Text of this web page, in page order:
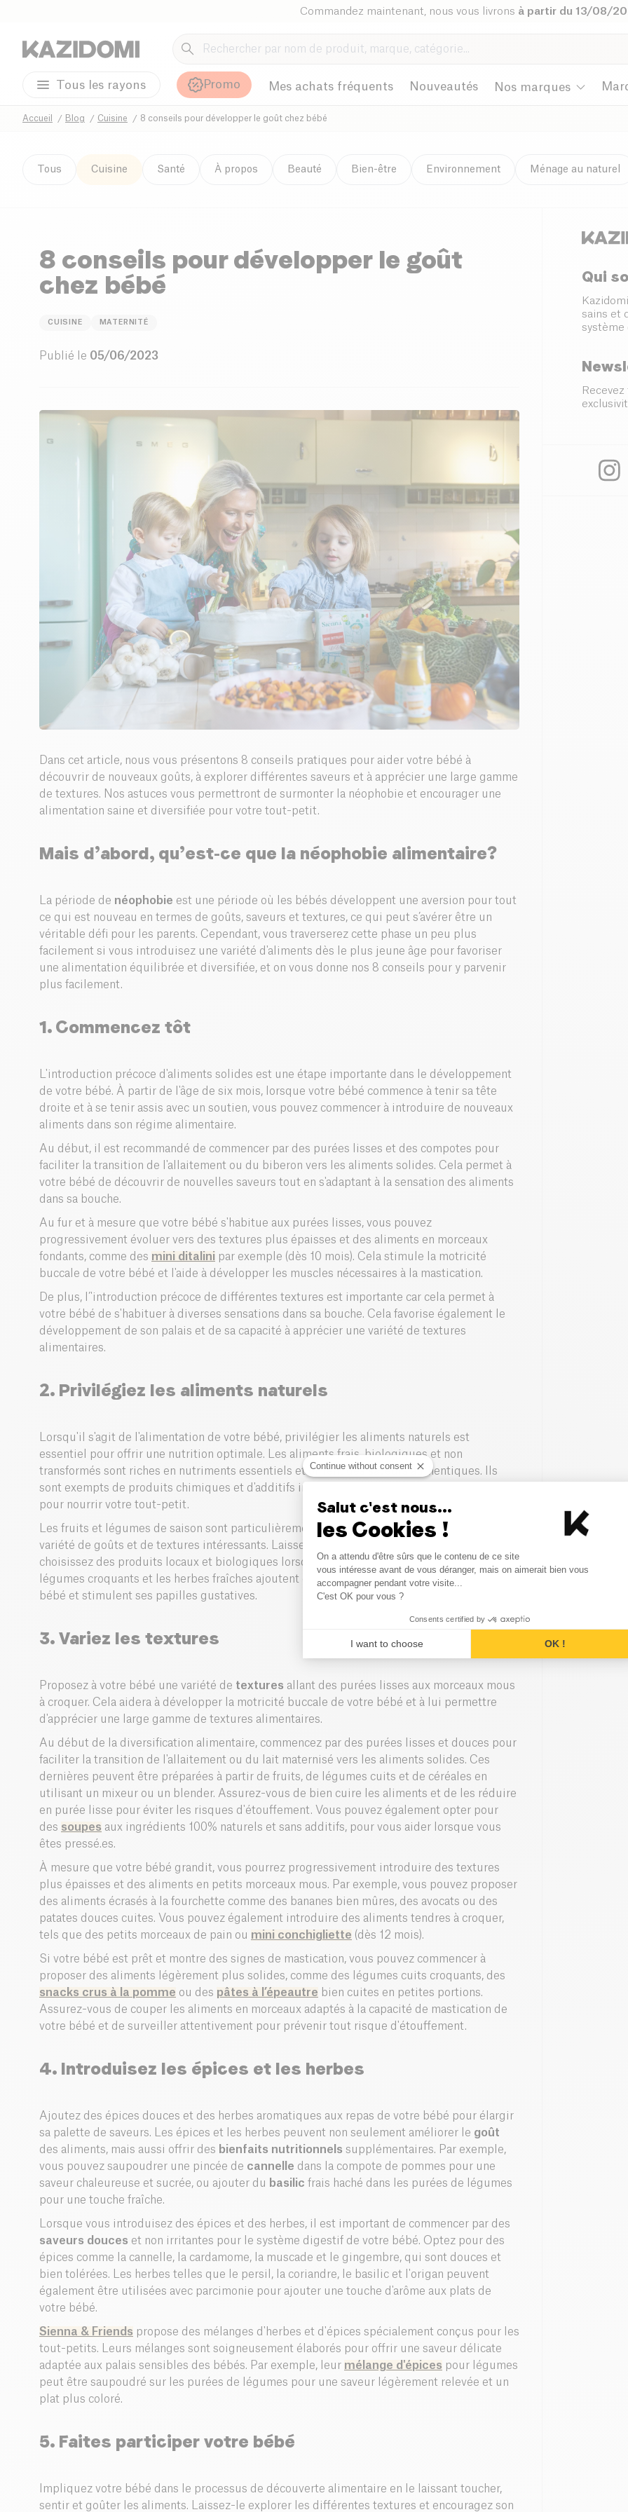
Commandez maintenant, nous vous livrons à partir du 13/08/
Tous les rayons Promo Mes achats fréquents Nouveautés Nos marques
Accueil Blog Cuisine 8 conseils pour développer le goût chez bébé
Tous Cuisine Santé À propos Beauté Bien-être Environnement Ménage au naturel
8 conseils pour développer le goût
chez bébé
CUISINE MATERNITÉ
Publié le 05/06/2023
Dans cet article, nous vous présentons 8 conseils pratiques pour aider votre bébé à
découvrir de nouveaux goûts, à explorer différentes saveurs et à apprécier une large gamme
de textures. Nos astuces vous permettront de surmonter la néophobie et encourager une
alimentation saine et diversifiée pour votre tout-petit.
Mais d’abord, qu’est-ce que la néophobie alimentaire?
La période de néophobie est une période où les bébés développent une aversion pour tout
ce qui est nouveau en termes de goûts, saveurs et textures, ce qui peut s’avérer être un
véritable défi pour les parents. Cependant, vous traverserez cette phase un peu plus
facilement si vous introduisez une variété d'aliments dès le plus jeune âge pour favoriser
une alimentation équilibrée et diversifiée, et on vous donne nos 8 conseils pour y parvenir
plus facilement.
1. Commencez tôt
L'introduction précoce d'aliments solides est une étape importante dans le développement
de votre bébé. À partir de l'âge de six mois, lorsque votre bébé commence à tenir sa tête
droite et à se tenir assis avec un soutien, vous pouvez commencer à introduire de nouveaux
aliments dans son régime alimentaire.
Au début, il est recommandé de commencer par des purées lisses et des compotes pour
faciliter la transition de l'allaitement ou du biberon vers les aliments solides. Cela permet à
votre bébé de découvrir de nouvelles saveurs tout en s'adaptant à la sensation des aliments
dans sa bouche.
Au fur et à mesure que votre bébé s'habitue aux purées lisses, vous pouvez
progressivement évoluer vers des textures plus épaisses et des aliments en morceaux
fondants, comme des mini ditalini par exemple (dès 10 mois). Cela stimule la motricité
buccale de votre bébé et l'aide à développer les muscles nécessaires à la mastication.
De plus, l’'introduction précoce de différentes textures est importante car cela permet à
votre bébé de s'habituer à diverses sensations dans sa bouche. Cela favorise également le
développement de son palais et de sa capacité à apprécier une variété de textures
alimentaires.
2. Privilégiez les aliments naturels
Lorsqu'il s'agit de l'alimentation de votre bébé, privilégier les aliments naturels est
essentiel pour offrir une nutrition optimale. Les aliments frais, biologiques et non
transformés sont riches en nutriments essentiels et offrent des saveurs authentiques. Ils
sont exempts de produits chimiques et d'additifs indésirables, ce qui en fait un choix idéal
pour nourrir votre tout-petit.
Les fruits et légumes de saison sont particulièrement recommandés car ils offrent une
variété de goûts et de textures intéressants. Laissez-vous guider par les saisons et
choisissez des produits locaux et biologiques lorsque c'est possible. Les fruits juteux, les
légumes croquants et les herbes fraîches ajoutent de la diversité à l'alimentation de votre
bébé et stimulent ses papilles gustatives.
3. Variez les textures
Proposez à votre bébé une variété de textures allant des purées lisses aux morceaux mous
à croquer. Cela aidera à développer la motricité buccale de votre bébé et à lui permettre
d'apprécier une large gamme de textures alimentaires.
Au début de la diversification alimentaire, commencez par des purées lisses et douces pour
faciliter la transition de l'allaitement ou du lait maternisé vers les aliments solides. Ces
dernières peuvent être préparées à partir de fruits, de légumes cuits et de céréales en
utilisant un mixeur ou un blender. Assurez-vous de bien cuire les aliments et de les réduire
en purée lisse pour éviter les risques d'étouffement. Vous pouvez également opter pour
des soupes aux ingrédients 100% naturels et sans additifs, pour vous aider lorsque vous
êtes pressé.es.
À mesure que votre bébé grandit, vous pourrez progressivement introduire des textures
plus épaisses et des aliments en petits morceaux mous. Par exemple, vous pouvez proposer
des aliments écrasés à la fourchette comme des bananes bien mûres, des avocats ou des
patates douces cuites. Vous pouvez également introduire des aliments tendres à croquer,
tels que des petits morceaux de pain ou mini conchigliette (dès 12 mois).
Si votre bébé est prêt et montre des signes de mastication, vous pouvez commencer à
proposer des aliments légèrement plus solides, comme des légumes cuits croquants, des
snacks crus à la pomme ou des pâtes à l’épeautre bien cuites en petites portions.
Assurez-vous de couper les aliments en morceaux adaptés à la capacité de mastication de
votre bébé et de surveiller attentivement pour prévenir tout risque d'étouffement.
4. Introduisez les épices et les herbes
Ajoutez des épices douces et des herbes aromatiques aux repas de votre bébé pour élargir
sa palette de saveurs. Les épices et les herbes peuvent non seulement améliorer le goût
des aliments, mais aussi offrir des bienfaits nutritionnels supplémentaires. Par exemple,
vous pouvez saupoudrer une pincée de cannelle dans la compote de pommes pour une
saveur chaleureuse et sucrée, ou ajouter du basilic frais haché dans les purées de légumes
pour une touche fraîche.
Lorsque vous introduisez des épices et des herbes, il est important de commencer par des
saveurs douces et non irritantes pour le système digestif de votre bébé. Optez pour des
épices comme la cannelle, la cardamome, la muscade et le gingembre, qui sont douces et
bien tolérées. Les herbes telles que le persil, la coriandre, le basilic et l'origan peuvent
également être utilisées avec parcimonie pour ajouter une touche d'arôme aux plats de
votre bébé.
Sienna & Friends propose des mélanges d'herbes et d'épices spécialement conçus pour les
tout-petits. Leurs mélanges sont soigneusement élaborés pour offrir une saveur délicate
adaptée aux palais sensibles des bébés. Par exemple, leur mélange d'épices pour légumes
peut être saupoudré sur les purées de légumes pour une saveur légèrement relevée et un
plat plus coloré.
5. Faites participer votre bébé
Impliquez votre bébé dans le processus de découverte alimentaire en le laissant toucher,
sentir et goûter les aliments. Laissez-le explorer les différentes textures et encouragez son
Qui
sains et
système
Continue without consent
Salut c'est nous...
les Cookies !
Consent Management
On a attendu d'être sûrs que le contenu de ce site
vous intéresse avant de vous déranger, mais on aimerait bien vous
accompagner pendant votre visite...
C'est OK pour vous ?
Consents certified by
I want to choose OK !
Axeptio consent